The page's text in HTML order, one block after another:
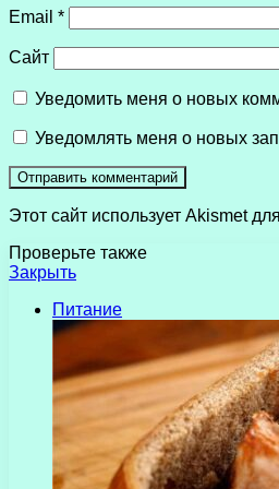
Email *
Сайт
Уведомить меня о новых
Уведомлять меня о новых
Этот сайт использует Akismet
Проверьте также
Закрыть
Питание